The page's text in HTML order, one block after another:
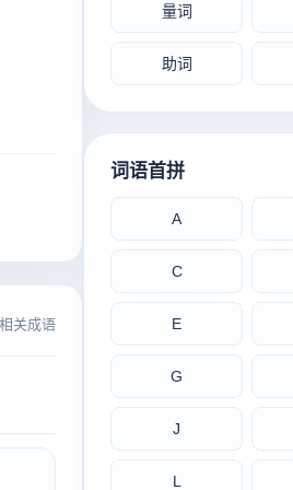
关成语
量词
助词
词语首拼
A
C
E
G
J
L